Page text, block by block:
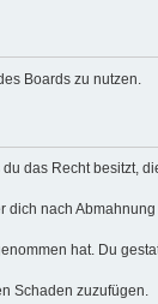
Boards zu nutzen.
das Recht besitzt,
dich nach
hat. Du
Schaden zuzufügen.